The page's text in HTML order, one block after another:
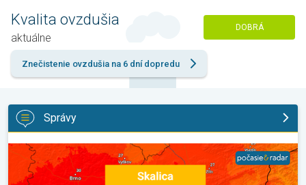
Kvalita ovzdušia
aktuálne
DOBRÁ
Znečistenie ovzdušia na 6 dní dopredu
Správy
Bol prekonaný rekord minimálnej teploty. Extrémne horúčavy